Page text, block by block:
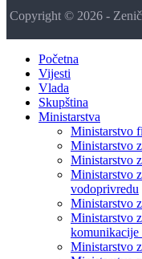
Copyright © 2026 -
Početna
Vijesti
Vlada
Skupština
Ministarstva
Ministarstvo
Ministarstvo
Ministarstvo
Ministarstvo
vodoprivredu
Ministarstvo
Ministarstvo
komunikacije
Ministarstvo